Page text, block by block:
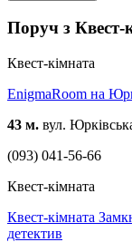
Поруч з Квест-
Квест-кімната
EnigmaRoom на
43 м. вул.
(093) 041-56-66
Квест-кімната
Квест-кімната
детектив